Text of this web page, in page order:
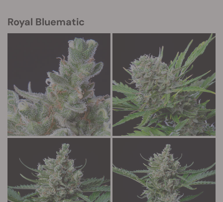
Royal Bluematic